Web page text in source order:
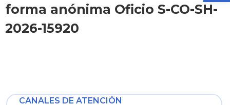
forma anónima Oficio S-CO-SH-
2026-15920
CANALES DE ATENCIÓN